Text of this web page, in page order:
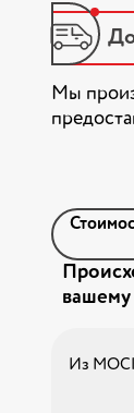
Мы
вашему
Из